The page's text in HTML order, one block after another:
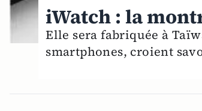
iWatch : la
Elle sera fabriquée à
smartphones, croient